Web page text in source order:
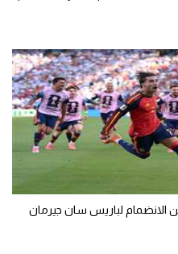
لباريس سان جيرمان